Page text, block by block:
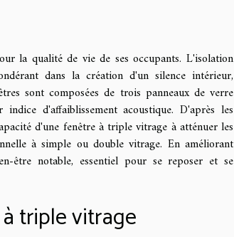
la qualité de vie de ses occupants. L'isolation
dans la création d'un silence intérieur,
sont composées de trois panneaux de verre
d'affaiblissement acoustique. D'après les
d'une fenêtre à triple vitrage à atténuer les
à simple ou double vitrage. En améliorant
être notable, essentiel pour se reposer et se
triple vitrage